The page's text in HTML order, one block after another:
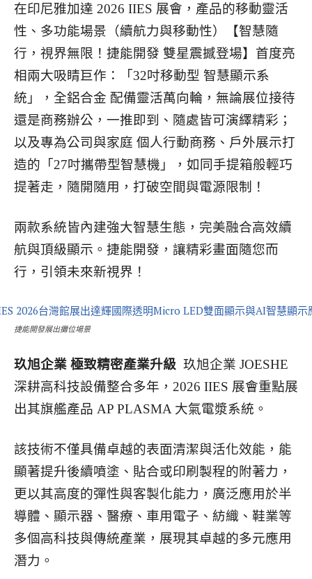
在印尼雅加達 2026 IIES 展會，產品的移動靈活
性、多功能場景（續航力與移動性）【智慧隨
行，視界無限！捷能開發 雙星震撼登場】首度亮
相兩大吸睛巨作：「32吋移動型 智慧顯示系
統」，全鋁合金 配備靈活萬向輪，無論展位接待
還是商務辦公，一推即到、隨處皆可演繹精彩；
以及專為公司與家庭 個人行動商務、戶外展示打
造的「27吋攜帶型智慧機」，如同手提箱般輕巧
提著走，隨開隨用，打破空間與電源限制！
兩款系統皆內建強大智慧生態，完美融合高效續
航與頂級顯示。捷能開發，讓精彩畫面隨您而
行，引領未來新視界！
捷能開發展出攤位場景
玖旭企業 極致精密產業升級 玖旭企業 JOESHE
深耕高科技設備整合多年，2026 IIES 展會重點展
出其旗艦產品 AP PLASMA 大氣電漿系統。
該技術不僅具備卓越的表面清潔與活化效能，能
顯著提升後續噴塗、貼合或印刷製程的附著力，
更以其高度的彈性與客製化能力，廣泛應用於半
導體、顯示器、醫療、車用電子、紡織、鞋業等
多個高科技與傳統產業，展現其卓越的多元應用
潛力。